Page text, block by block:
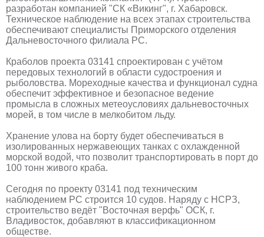
разработан компанией "СК «Викинг", г. Хабаровск.
Техническое наблюдение на всех этапах строительства
обеспечивают специалисты Приморского отделения
Дальневосточного филиала РС.
Краболов проекта 03141 спроектирован с учётом
передовых технологий в области судостроения и
рыболовства. Мореходные качества и функционал судна
обеспечит эффективное и безопасное ведение
промысла в сложных метеоусловиях дальневосточных
морей, в том числе в мелкобитом льду.
Хранение улова на борту будет обеспечиваться в
изолированных нержавеющих танках с охлажденной
морской водой, что позволит транспортировать в порт до
100 тонн живого краба.
Сегодня по проекту 03141 под техническим
наблюдением РС строится 10 судов. Наряду с НСРЗ,
строительство ведёт "Восточная верфь" ОСК, г.
Владивосток, добавляют в классификационном
обществе.